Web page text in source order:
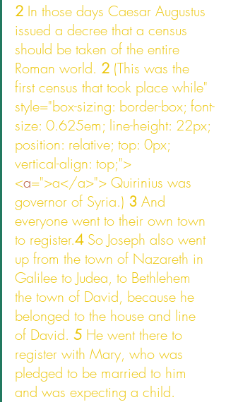
2 In those days Caesar Augustus
issued a decree that a census
should be taken of the entire
Roman world. 2 (This was the
first census that took place while"
style="box-sizing: border-box; font-
size: 0.625em; line-height: 22px;
position: relative; top: 0px;
vertical-align: top;">
<a=">a</a>"> Quirinius was
governor of Syria.) 3 And
everyone went to their own town
to register.4 So Joseph also went
up from the town of Nazareth in
Galilee to Judea, to Bethlehem
the town of David, because he
belonged to the house and line
of David. 5 He went there to
register with Mary, who was
pledged to be married to him
and was expecting a child.